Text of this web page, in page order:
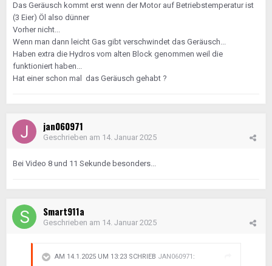
Das Geräusch kommt erst wenn der Motor auf Betriebstemperatur ist
(3 Eier) Öl also dünner
Vorher nicht...
Wenn man dann leicht Gas gibt verschwindet das Geräusch...
Haben extra die Hydros vom alten Block genommen weil die
funktioniert haben...
Hat einer schon mal das Geräusch gehabt ?
jan060971
Geschrieben am 14. Januar 2025
Bei Video 8 und 11 Sekunde besonders...
Smart911a
Geschrieben am 14. Januar 2025
AM 14.1.2025 UM 13:23 SCHRIEB JAN060971 :